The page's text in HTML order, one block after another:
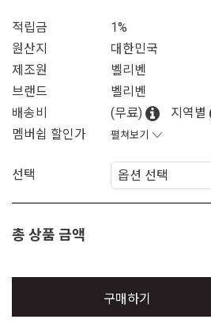
적립금
1%
원산지
대한민국
제조원
벨리벤
브랜드
벨리벤
배송비
(무료)
지역별
멤버쉽 할인가
펼쳐보기
선택
총 상품 금액
구매하기